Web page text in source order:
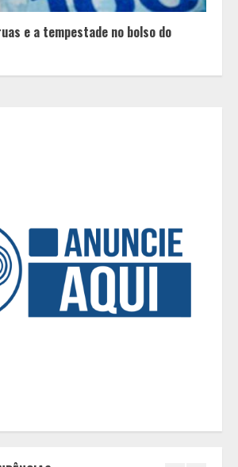
e a tempestade no bolso do
Os 10 comportamentos que mais
destroem um relacionamento e a
maioria dos casais nem percebe
transformar o WhatsApp em um
canal menos confiável para os
usuários, diz especialista
Entrada na escolinha não significa
universitário: adultos que